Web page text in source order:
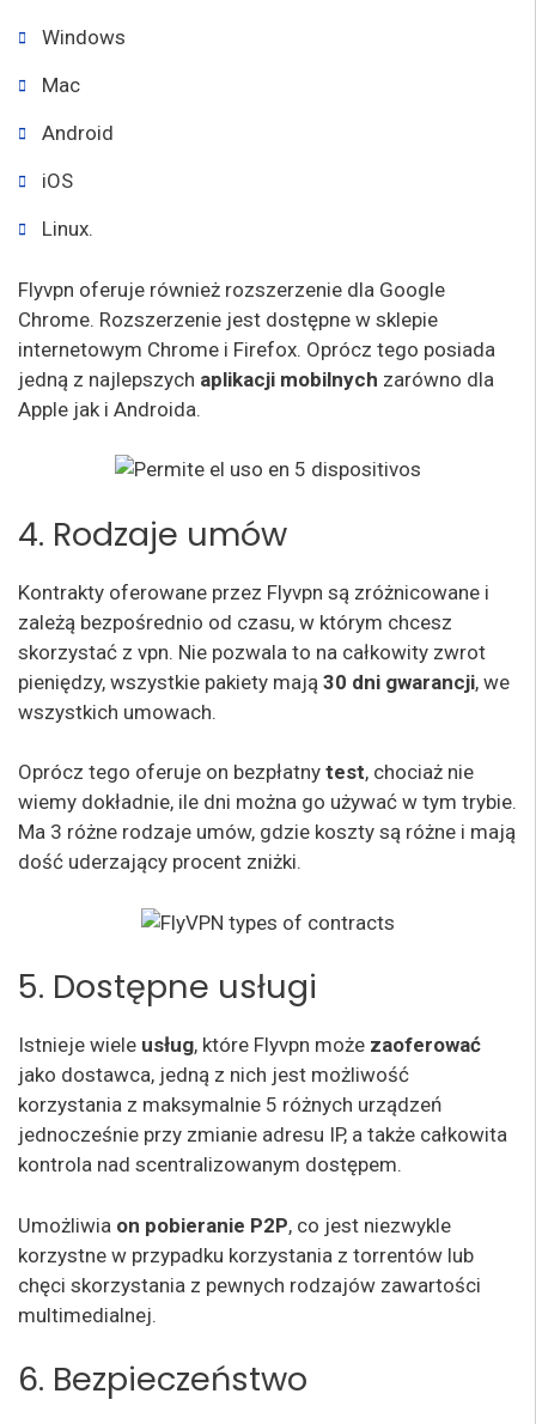
Windows
Mac
Android
iOS
Linux.
Flyvpn oferuje również rozszerzenie dla Google
Chrome. Rozszerzenie jest dostępne w sklepie
internetowym Chrome i Firefox. Oprócz tego posiada
jedną z najlepszych aplikacji mobilnych zarówno dla
Apple jak i Androida.
4. Rodzaje umów
Kontrakty oferowane przez Flyvpn są zróżnicowane i
zależą bezpośrednio od czasu, w którym chcesz
skorzystać z vpn. Nie pozwala to na całkowity zwrot
pieniędzy, wszystkie pakiety mają 30 dni gwarancji, we
wszystkich umowach.
Oprócz tego oferuje on bezpłatny test, chociaż nie
wiemy dokładnie, ile dni można go używać w tym trybie.
Ma 3 różne rodzaje umów, gdzie koszty są różne i mają
dość uderzający procent zniżki.
5. Dostępne usługi
Istnieje wiele usług, które Flyvpn może zaoferować
jako dostawca, jedną z nich jest możliwość
korzystania z maksymalnie 5 różnych urządzeń
jednocześnie przy zmianie adresu IP, a także całkowita
kontrola nad scentralizowanym dostępem.
Umożliwia on pobieranie P2P, co jest niezwykle
korzystne w przypadku korzystania z torrentów lub
chęci skorzystania z pewnych rodzajów zawartości
multimedialnej.
6. Bezpieczeństwo